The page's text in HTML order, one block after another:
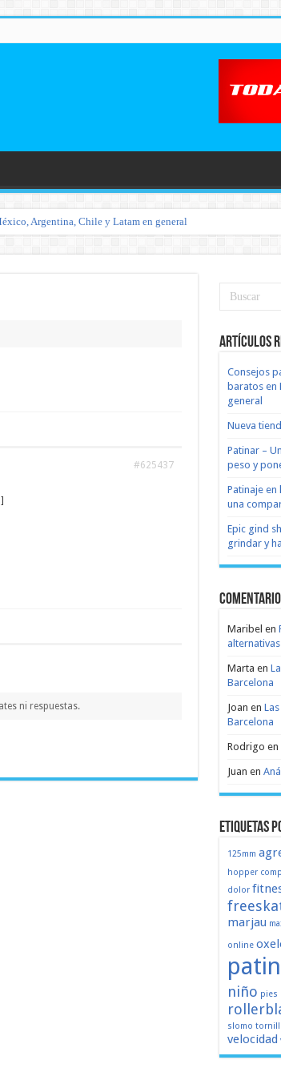
Argentina, Chile y Latam en general
#625437
ni respuestas.
Artículos
Consejos
baratos en
general
Nueva
Patinar –
peso y
Patinaje
una
Epic gind
grindar y
Maribel en
alternativas
Marta en
Barcelona
Joan en
Barcelona
Rodrigo en
Juan en
Etiquetas
125mm
hopper
dolor
marjau
online
niño pies
slomo
velocidad